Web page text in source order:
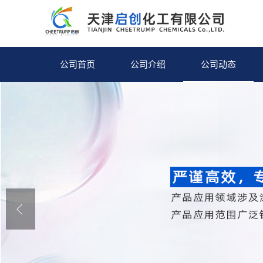
公司首页 公司介绍 公司动态